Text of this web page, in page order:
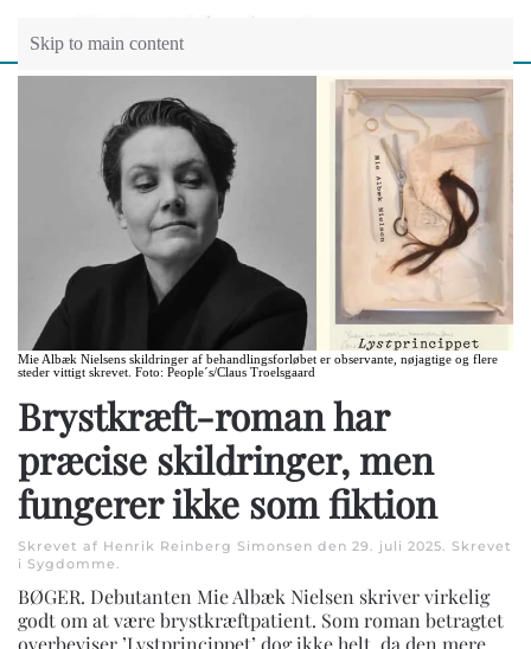
Skip to main content
Mie Albæk Nielsens skildringer af behandlingsforløbet er observante, nøjagtige og flere
steder vittigt skrevet. Foto: People´s/Claus Troelsgaard
Brystkræft-roman har
præcise skildringer, men
fungerer ikke som fiktion
Skrevet af Henrik Reinberg Simonsen den 29. juli 2025. Skrevet
i Sygdomme.
BØGER. Debutanten Mie Albæk Nielsen skriver virkelig
godt om at være brystkræftpatient. Som roman betragtet